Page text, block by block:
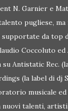
N. Garnier e
pugliese, ma
da top
Coccoluto
Antistatic Rec.
(la label di dj
musicale
talenti, artisti